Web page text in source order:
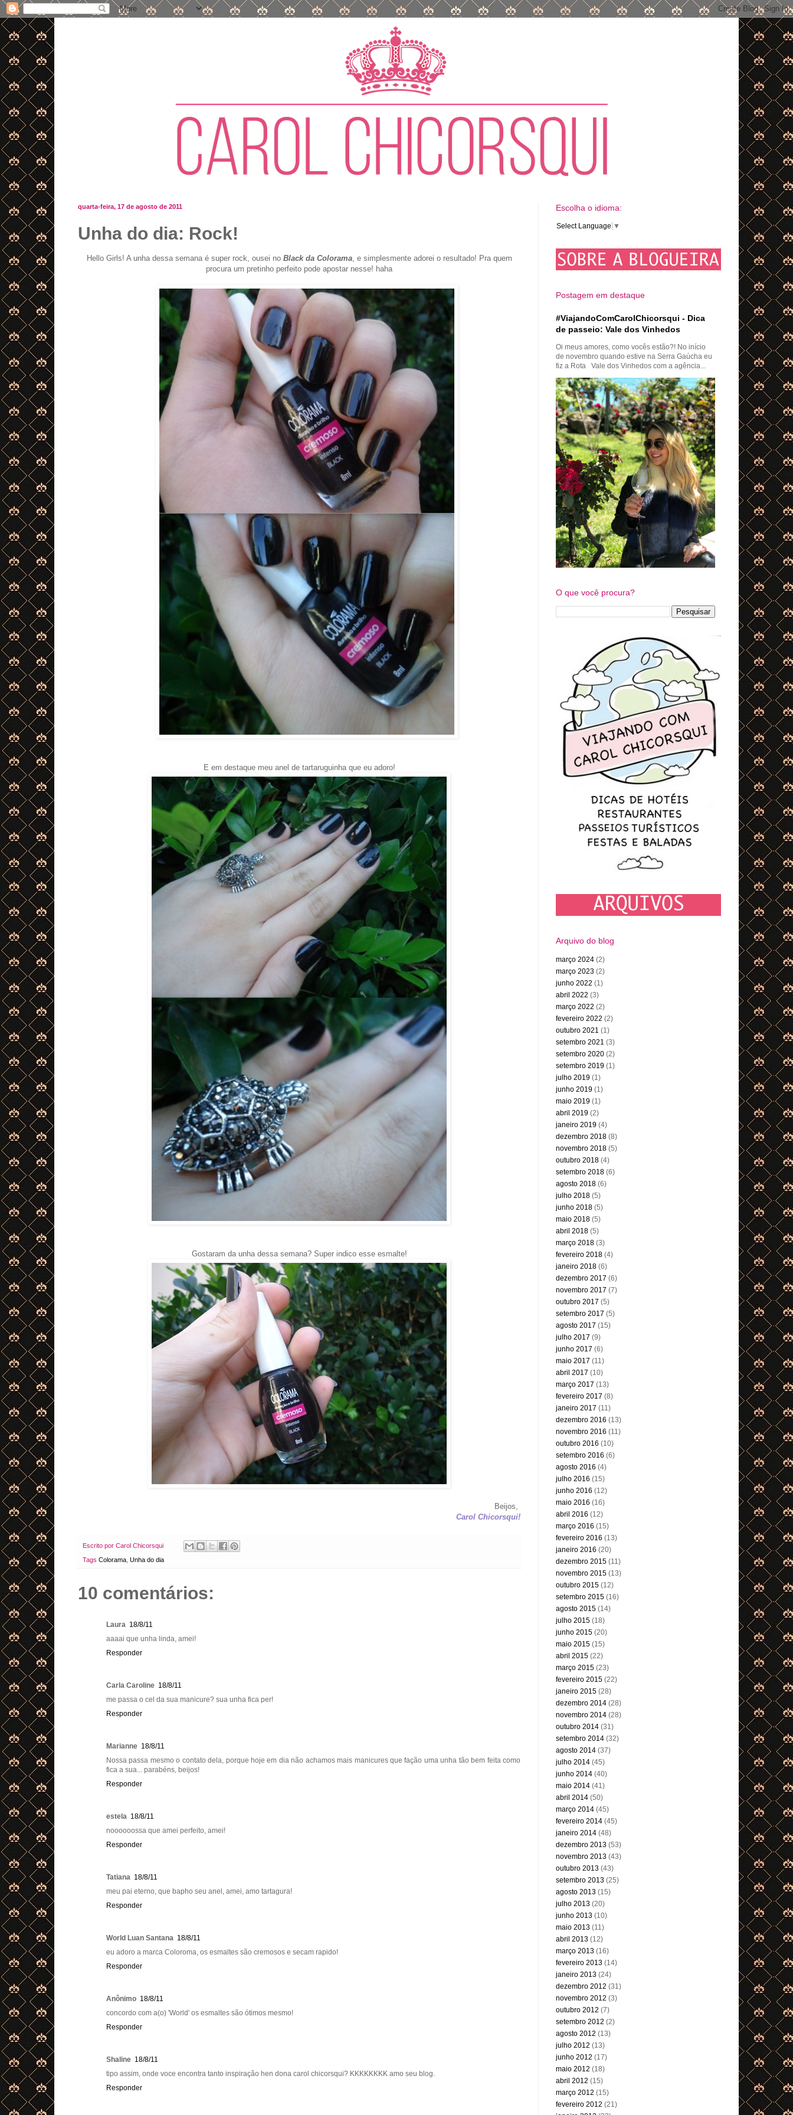
quarta-feira, 17 de agosto de 2011
Unha do dia: Rock!
Hello Girls! A unha dessa semana é super rock, ousei no Black da Colorama, e simplesmente adorei o resultado! Pra quem
procura um pretinho perfeito pode apostar nesse! haha
E em destaque meu anel de tartaruguinha que eu adoro!
Gostaram da unha dessa semana? Super indico esse esmalte!
Beijos,
Carol Chicorsqui!
Escrito por Carol Chicorsqui
Tags Colorama Unha do dia
10 comentários:
Laura 18/8/11
aaaai que unha linda, amei!
Responder
Carla Caroline 18/8/11
me passa o cel da sua manicure? sua unha fica per!
Responder
Marianne 18/8/11
Nossa passa mesmo o contato dela, porque hoje em dia não achamos mais manicures que fação uma unha tão bem feita como
fica a sua... parabéns, beijos!
Responder
estela 18/8/11
noooooossa que amei perfeito, amei!
Responder
Tatiana 18/8/11
meu pai eterno, que bapho seu anel, amei, amo tartagura!
Responder
World Luan Santana 18/8/11
eu adoro a marca Coloroma, os esmaltes são cremosos e secam rapido!
Responder
Anônimo 18/8/11
concordo com a(o) 'World' os esmaltes são ótimos mesmo!
Responder
Shaline 18/8/11
tipo assim, onde voce encontra tanto inspiração hen dona carol chicorsqui? KKKKKKKK amo seu blog.
Responder
Escolha o idioma:
Select Language ▼
Postagem em destaque
#ViajandoComCarolChicorsqui - Dica
de passeio: Vale dos Vinhedos
Oi meus amores, como vocês estão?! No início
de novembro quando estive na Serra Gaúcha eu
fiz a Rota Vale dos Vinhedos com a agência...
O que você procura?
Arquivo do blog
março 2024 (2)
março 2023 (2)
junho 2022 (1)
abril 2022 (3)
março 2022 (2)
fevereiro 2022 (2)
outubro 2021 (1)
setembro 2021 (3)
setembro 2020 (2)
setembro 2019 (1)
julho 2019 (1)
junho 2019 (1)
maio 2019 (1)
abril 2019 (2)
janeiro 2019 (4)
dezembro 2018 (8)
novembro 2018 (5)
outubro 2018 (4)
setembro 2018 (6)
agosto 2018 (6)
julho 2018 (5)
junho 2018 (5)
maio 2018 (5)
abril 2018 (5)
março 2018 (3)
fevereiro 2018 (4)
janeiro 2018 (6)
dezembro 2017 (6)
novembro 2017 (7)
outubro 2017 (5)
setembro 2017 (5)
agosto 2017 (15)
julho 2017 (9)
junho 2017 (6)
maio 2017 (11)
abril 2017 (10)
março 2017 (13)
fevereiro 2017 (8)
janeiro 2017 (11)
dezembro 2016 (13)
novembro 2016 (11)
outubro 2016 (10)
setembro 2016 (6)
agosto 2016 (4)
julho 2016 (15)
junho 2016 (12)
maio 2016 (16)
abril 2016 (12)
março 2016 (15)
fevereiro 2016 (13)
janeiro 2016 (20)
dezembro 2015 (11)
novembro 2015 (13)
outubro 2015 (12)
setembro 2015 (16)
agosto 2015 (14)
julho 2015 (18)
junho 2015 (20)
maio 2015 (15)
abril 2015 (22)
março 2015 (23)
fevereiro 2015 (22)
janeiro 2015 (28)
dezembro 2014 (28)
novembro 2014 (28)
outubro 2014 (31)
setembro 2014 (32)
agosto 2014 (37)
julho 2014 (45)
junho 2014 (40)
maio 2014 (41)
abril 2014 (50)
março 2014 (45)
fevereiro 2014 (45)
janeiro 2014 (48)
dezembro 2013 (53)
novembro 2013 (43)
outubro 2013 (43)
setembro 2013 (25)
agosto 2013 (15)
julho 2013 (20)
junho 2013 (10)
maio 2013 (11)
abril 2013 (12)
março 2013 (16)
fevereiro 2013 (14)
janeiro 2013 (24)
dezembro 2012 (31)
novembro 2012 (3)
outubro 2012 (7)
setembro 2012 (2)
agosto 2012 (13)
julho 2012 (13)
junho 2012 (17)
maio 2012 (18)
abril 2012 (15)
março 2012 (15)
fevereiro 2012 (21)